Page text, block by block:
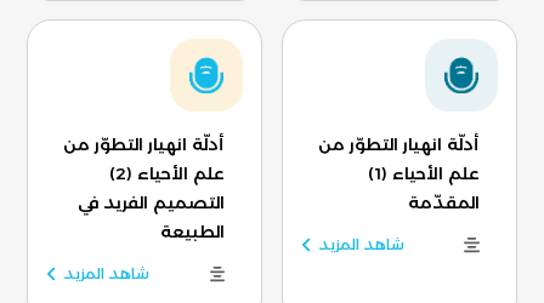
أدلّة انهيار التطوّر من
علم الأحياء (1)
المقدّمة
شاهد المزيد
أدلّة انهيار التطوّر من
علم الأحياء (2)
التصميم الفريد في
الطبيعة
شاهد المزيد